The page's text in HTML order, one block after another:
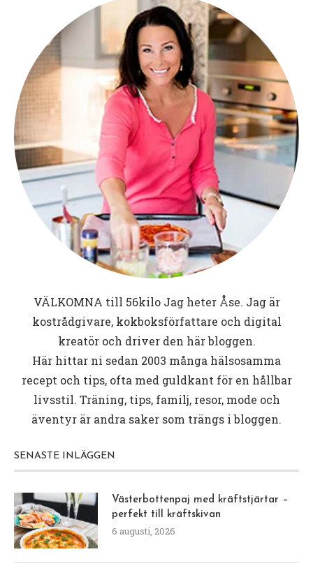
VÄLKOMNA till 56kiloJag heter Åse. Jag är
kostrådgivare, kokboksförfattare och digital
kreatör och driver den här bloggen.
Här hittar ni sedan 2003 många hälsosamma
recept och tips, ofta med guldkant för en hållbar
livsstil. Träning, tips, familj, resor, mode och
äventyr är andra saker som trängs i bloggen.
SENASTE INLÄGGEN
Västerbottenpaj med kräftstjärtar –
perfekt till kräftskivan
6 augusti, 2026